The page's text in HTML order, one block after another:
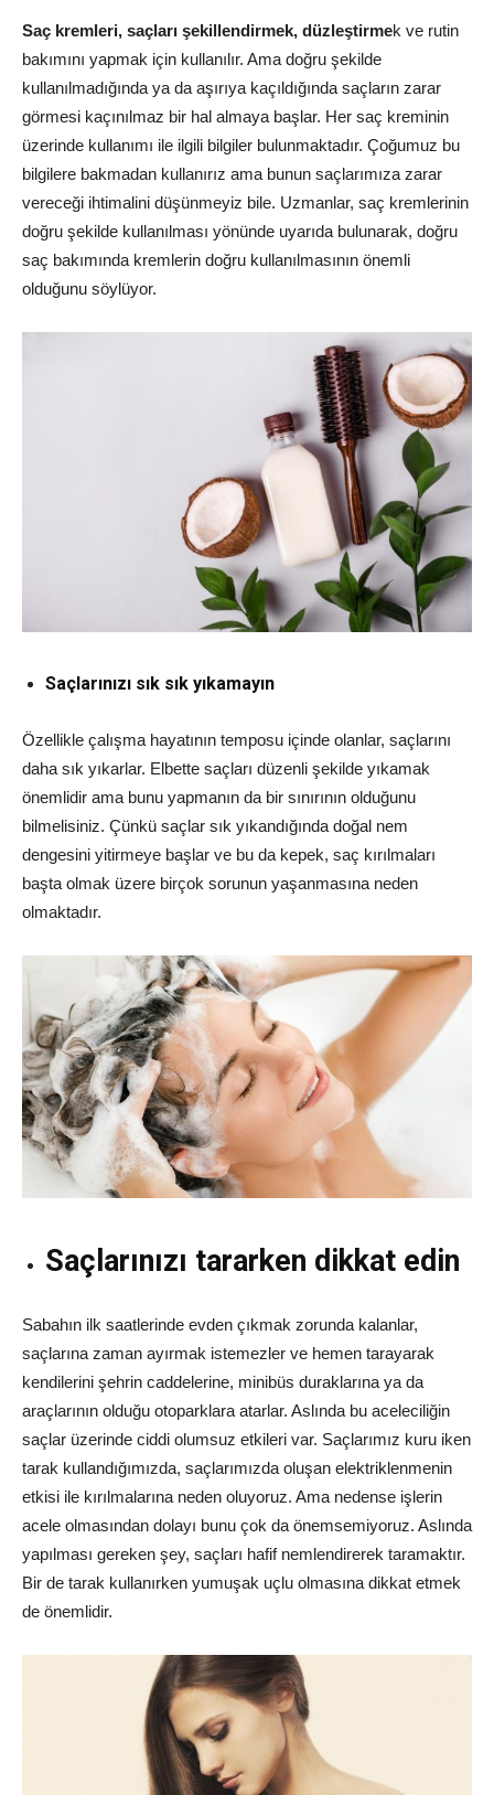
Saç kremleri, saçları şekillendirmek, düzleştirmek ve rutin
bakımını yapmak için kullanılır. Ama doğru şekilde
kullanılmadığında ya da aşırıya kaçıldığında saçların zarar
görmesi kaçınılmaz bir hal almaya başlar. Her saç kreminin
üzerinde kullanımı ile ilgili bilgiler bulunmaktadır. Çoğumuz bu
bilgilere bakmadan kullanırız ama bunun saçlarımıza zarar
vereceği ihtimalini düşünmeyiz bile. Uzmanlar, saç kremlerinin
doğru şekilde kullanılması yönünde uyarıda bulunarak, doğru
saç bakımında kremlerin doğru kullanılmasının önemli
olduğunu söylüyor.
Saçlarınızı sık sık yıkamayın
Özellikle çalışma hayatının temposu içinde olanlar, saçlarını
daha sık yıkarlar. Elbette saçları düzenli şekilde yıkamak
önemlidir ama bunu yapmanın da bir sınırının olduğunu
bilmelisiniz. Çünkü saçlar sık yıkandığında doğal nem
dengesini yitirmeye başlar ve bu da kepek, saç kırılmaları
başta olmak üzere birçok sorunun yaşanmasına neden
olmaktadır.
Saçlarınızı tararken dikkat edin
Sabahın ilk saatlerinde evden çıkmak zorunda kalanlar,
saçlarına zaman ayırmak istemezler ve hemen tarayarak
kendilerini şehrin caddelerine, minibüs duraklarına ya da
araçlarının olduğu otoparklara atarlar. Aslında bu aceleciliğin
saçlar üzerinde ciddi olumsuz etkileri var. Saçlarımız kuru iken
tarak kullandığımızda, saçlarımızda oluşan elektriklenmenin
etkisi ile kırılmalarına neden oluyoruz. Ama nedense işlerin
acele olmasından dolayı bunu çok da önemsemiyoruz. Aslında
yapılması gereken şey, saçları hafif nemlendirerek taramaktır.
Bir de tarak kullanırken yumuşak uçlu olmasına dikkat etmek
de önemlidir.